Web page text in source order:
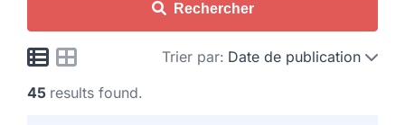
Rechercher
Trier par: Date de publication
45 results found.